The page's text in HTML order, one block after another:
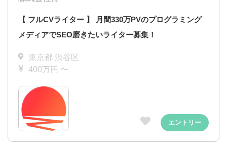
【 フルCVライター 】 月間330万PVのプログラミング
メディアでSEO磨きたいライター募集！
東京都 渋谷区
400万円 〜
エントリー